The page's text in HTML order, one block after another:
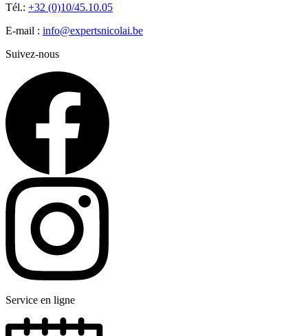
Tél.: +32 (0)10/45.10.05
E-mail : info@expertsnicolai.be
Suivez-nous
Service en ligne